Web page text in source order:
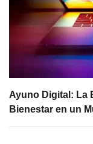
Ayuno Digital: La
Bienestar en un